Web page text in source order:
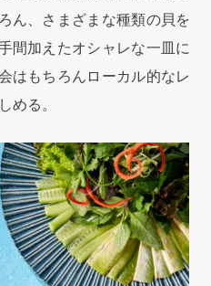
ん、さまざまな種類の貝を
間加えたオシャレな一皿に
はもちろんローカル的なレ
める。